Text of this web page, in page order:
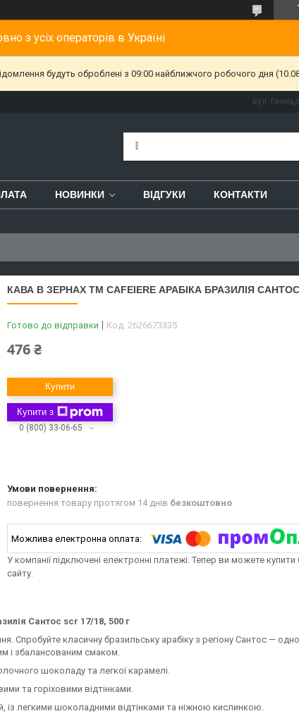
з усіх операторів в Україні
будуть оброблені з 09:00 найближчого робочого дня
вул.
НОВИНКИ ВІДГУКИ КОНТАКТИ
КАВА В ЗЕРНАХ ТМ CAFEIERE АРАБІКА БРАЗИЛІЯ САНТОС
Готово до відправки Код: 2626673335
476 ₴
Купити
Купити з
0 (800) 33-06-65
повернення товару протягом 14 днів безкоштовно
У компанії підключені електронні платежі. Тепер ви можете
сайту.
Сантос scr 17/18, 500 г
Спробуйте класичну бразильську арабіку з регіону Сантос —
і збалансованим смаком.
шоколаду та легкої карамелі.
та горіховими відтінками.
із легкими шоколадними відтінками та ніжною кислинкою.